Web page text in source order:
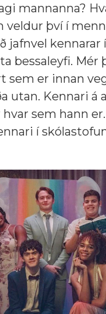
mannanna?
veldur því í
jafnvel kennarar
bessaleyfi. Mér
sem er innan
utan. Kennari á
sem hann
í